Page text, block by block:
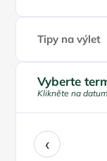
Tipy na výlet
Vyberte
Klikněte na
‹